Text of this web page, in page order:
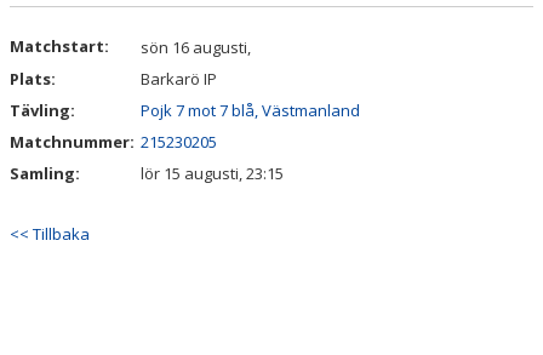
Matchstart:
sön 16 augusti,
Plats:
Barkarö IP
Tävling:
Pojk 7 mot 7 blå, Västmanland
Matchnummer: 215230205
Samling:
lör 15 augusti, 23:15
<< Tillbaka